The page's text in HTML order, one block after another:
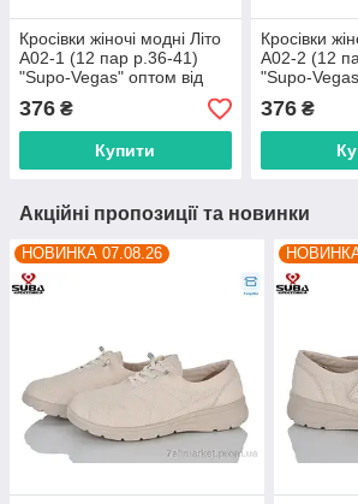
Кросівки жіночі модні Літо
A02-1 (12 пар р.36-41)
"Supo-Vegas" оптом від
прямого постачальника
376 ₴
Купити
Кросівки
A02-2 (12
"Supo-
прямого
376₴
Акційні пропозиції та новинки
НОВИНКА 07.08.26